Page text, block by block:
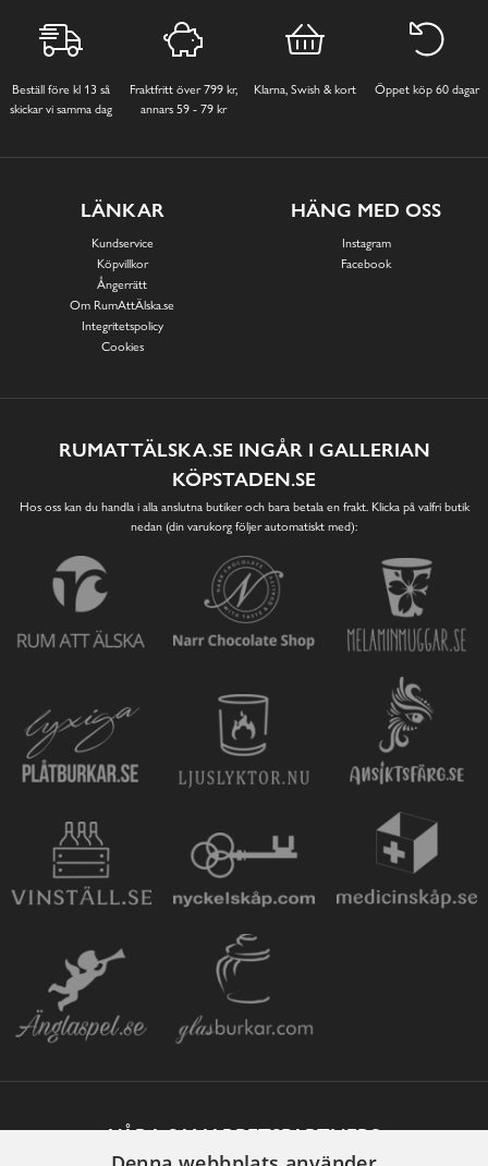
Beställ före kl 13 så
skickar vi samma dag
Fraktfritt över 799 kr,
annars 59 - 79 kr
Klarna, Swish & kort Öppet köp 60 dagar
LÄNKAR
Kundservice
Köpvillkor
Ångerrätt
Om RumAttÄlska.se
Integritetspolicy
Cookies
HÄNG MED OSS
Instagram
Facebook
RUMATTÄLSKA.SE INGÅR I GALLERIAN
KÖPSTADEN.SE
Hos oss kan du handla i alla anslutna butiker och bara betala en frakt. Klicka på valfri butik
nedan (din varukorg följer automatiskt med):
VÅRA SAMARBETSPARTNERS